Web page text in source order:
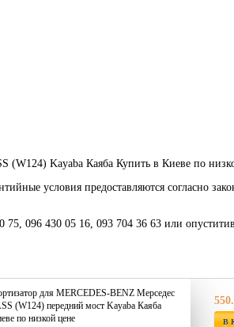
(W124) Kayaba Каяба Купить в Киеве по
условия предоставляются согласно
096 430 05 16, 093 704 36 63 или
для MERCEDES-BENZ Мерседес
(W124) передний мост Kayaba Каяба
по низкой цене
В